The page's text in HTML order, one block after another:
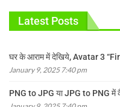
Latest Posts
घर के आराम में देखिये, Avatar 3
January 9, 2025 7:40 pm
PNG to JPG या JPG to PNG में